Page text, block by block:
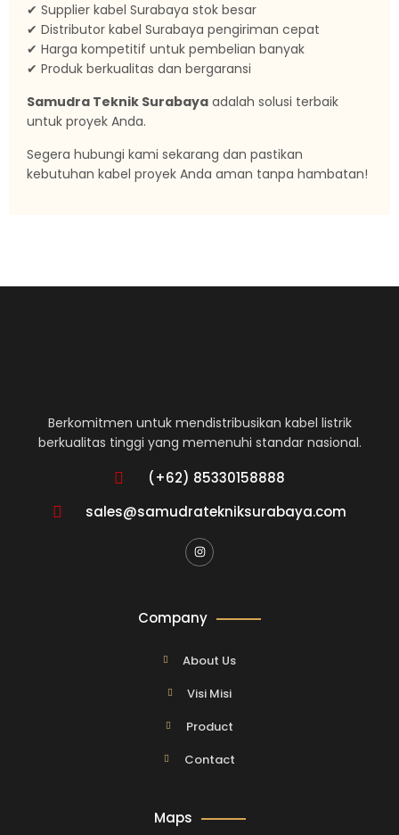
✔ Supplier kabel Surabaya stok besar
✔ Distributor kabel Surabaya pengiriman cepat
✔ Harga kompetitif untuk pembelian banyak
✔ Produk berkualitas dan bergaransi
Samudra Teknik Surabaya adalah solusi terbaik
untuk proyek Anda.
Segera hubungi kami sekarang dan pastikan
kebutuhan kabel proyek Anda aman tanpa hambatan!
Berkomitmen untuk mendistribusikan kabel listrik
berkualitas tinggi yang memenuhi standar nasional.
(+62) 85330158888
sales@samudratekniksurabaya.com
Company
About Us
Visi Misi
Product
Contact
Maps